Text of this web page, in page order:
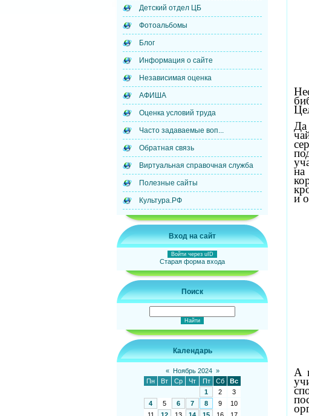
Детский отдел ЦБ
Фотоальбомы
Блог
Информация о сайте
Независимая оценка
АФИША
Оценка условий труда
Часто задаваемые воп...
Обратная связь
Виртуальная справочная служба
Полезные сайты
Культура.РФ
Вход на сайт
Войти через uID
Старая форма входа
Поиск
Календарь
« Ноябрь 2024 »
Пн
Вт Ср Чт Пт Сб
Вс
1
2
3
4
5 6 7 8 9
10
Да
на
и
А